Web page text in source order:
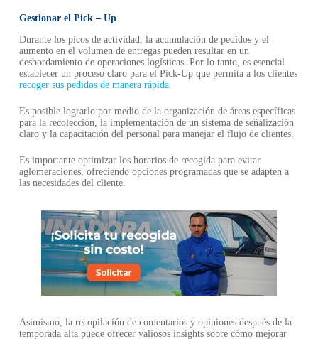
Gestionar el Pick – Up
Durante los picos de actividad, la acumulación de pedidos y el
aumento en el volumen de entregas pueden resultar en un
desbordamiento de operaciones logísticas. Por lo tanto, es esencial
establecer un proceso claro para el Pick-Up que permita a los clientes
recoger sus pedidos de manera rápida.
Es posible lograrlo por medio de la organización de áreas específicas
para la recolección, la implementación de un sistema de señalización
claro y la capacitación del personal para manejar el flujo de clientes.
Es importante optimizar los horarios de recogida para evitar
aglomeraciones, ofreciendo opciones programadas que se adapten a
las necesidades del cliente.
Asimismo, la recopilación de comentarios y opiniones después de la
temporada alta puede ofrecer valiosos insights sobre cómo mejorar